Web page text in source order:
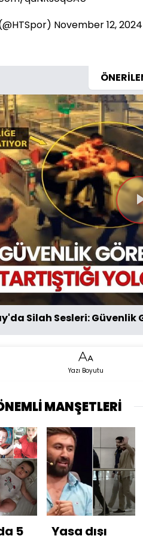
November 12, 2024
Silah Sesleri: Güvenlik
Yazı Boyutu
MANŞETLERİ
5 Yasa dışı